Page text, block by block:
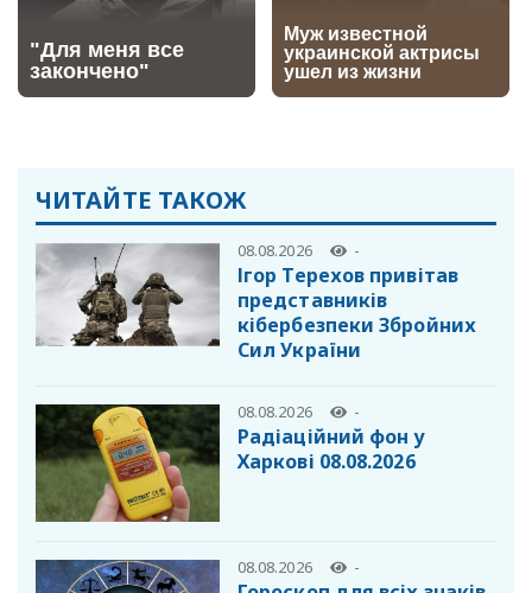
ЧИТАЙТЕ ТАКОЖ
08.08.2026 -
Ігор Терехов привітав
представників
кібербезпеки Збройних
Сил України
08.08.2026 -
Радіаційний фон у
Харкові 08.08.2026
08.08.2026 -